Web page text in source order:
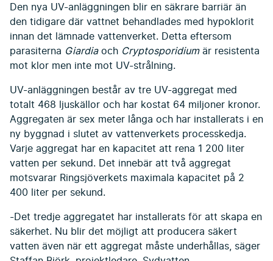
Den nya UV-anläggningen blir en säkrare barriär än
den tidigare där vattnet behandlades med hypoklorit
innan det lämnade vattenverket. Detta eftersom
parasiterna Giardiaoch Cryptosporidiumär resistenta
mot klor men inte mot UV-strålning.
UV-anläggningen består av tre UV-aggregat med
totalt 468 ljuskällor och har kostat 64 miljoner kronor.
Aggregaten är sex meter långa och har installerats i en
ny byggnad i slutet av vattenverkets processkedja.
Varje aggregat har en kapacitet att rena 1 200 liter
vatten per sekund. Det innebär att två aggregat
motsvarar Ringsjöverkets maximala kapacitet på 2
400 liter per sekund.
-Det tredje aggregatet har installerats för att skapa en
säkerhet. Nu blir det möjligt att producera säkert
vatten även när ett aggregat måste underhållas, säger